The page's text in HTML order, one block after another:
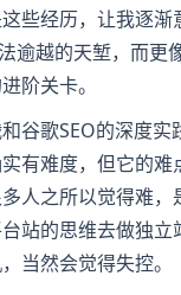
些经历，让我逐渐
逾越的天堑，而更
阶关卡。
谷歌SEO的深度实
有难度，但它的难
人之所以觉得难，
台站的思维去做独
当然会觉得失控。